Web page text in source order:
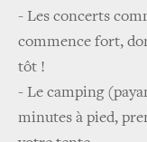
- Les concerts
commence fort,
tôt !
- Le camping
minutes à pied,